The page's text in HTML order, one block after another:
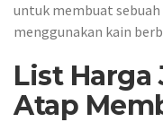
untuk membuat sebuah
menggunakan kain
List Harga
Atap